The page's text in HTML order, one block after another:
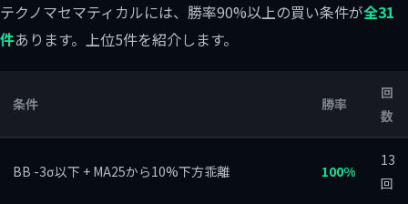
テクノマセマティカルには、勝率90%以上の買い条件が全31
件あります。上位5件を紹介します。
条件 勝率
回
数
BB -3σ以下 + MA25から10%下方乖離 100%
13
回